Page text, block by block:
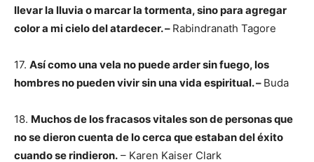
llevar la lluvia o marcar la tormenta, sino para agregar
color a mi cielo del atardecer. – Rabindranath Tagore
17. Así como una vela no puede arder sin fuego, los
hombres no pueden vivir sin una vida espiritual. – Buda
18. Muchos de los fracasos vitales son de personas que
no se dieron cuenta de lo cerca que estaban del éxito
cuando se rindieron. – Karen Kaiser Clark